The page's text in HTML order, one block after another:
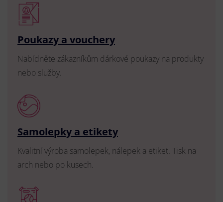
Poukazy a vouchery
Nabídněte zákazníkům dárkové poukazy na produkty
nebo služby.
Samolepky a etikety
Kvalitní výroba samolepek, nálepek a etiket. Tisk na
arch nebo po kusech.